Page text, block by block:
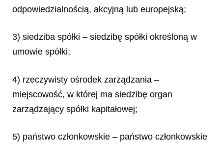
odpowiedzialnością, akcyjną lub europejską;
3) siedziba spółki – siedzibę spółki określoną w
umowie spółki;
4) rzeczywisty ośrodek zarządzania –
miejscowość, w której ma siedzibę organ
zarządzający spółki kapitałowej;
5) państwo członkowskie – państwo członkowskie